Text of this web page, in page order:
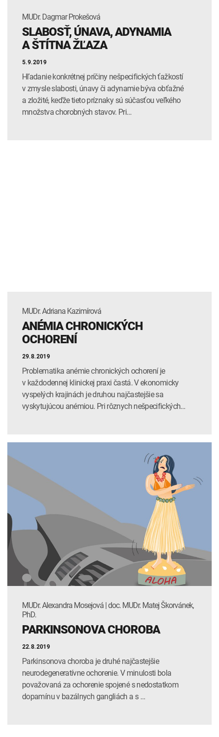
MUDr. Dagmar Prokešová
SLABOSŤ, ÚNAVA, ADYNAMIA
A ŠTÍTNA ŽĽAZA
5.9.2019
Hľadanie konkrétnej príčiny nešpecifických ťažkostí
v zmysle slabosti, únavy či adynamie býva obťažné
a zložité, keďže tieto príznaky sú súčasťou veľkého
množstva chorobných stavov. Pri…
MUDr. Adriana Kazimírová
ANÉMIA CHRONICKÝCH
OCHORENÍ
29.8.2019
Problematika anémie chronických ochorení je
v každodennej klinickej praxi častá. V ekonomicky
vyspelých krajinách je druhou najčastejšie sa
vyskytujúcou anémiou. Pri rôznych nešpecifických…
MUDr. Alexandra Mosejová | doc. MUDr. Matej Škorvánek,
PhD.
PARKINSONOVA CHOROBA
22.8.2019
Parkinsonova choroba je druhé najčastejšie
neurodegeneratívne ochorenie. V minulosti bola
považovaná za ochorenie spojené s nedostatkom
dopamínu v bazálnych gangliách a s …